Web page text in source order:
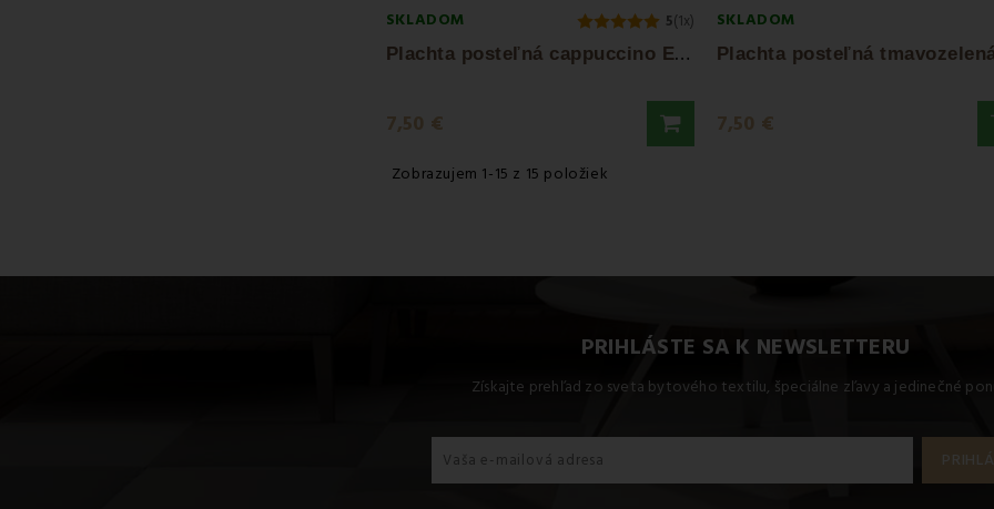
SKLADOM 5(1x)
P
lachta posteľná cappuccino EMI
7,50 €
SKLADOM
7,50 €
Zobrazujem 1-15 z 15 položiek
PRIHLÁSTE SA K NEWSLETTERU
Získajte prehľad zo sveta bytového textilu, špeciálne zľavy a jedinečné